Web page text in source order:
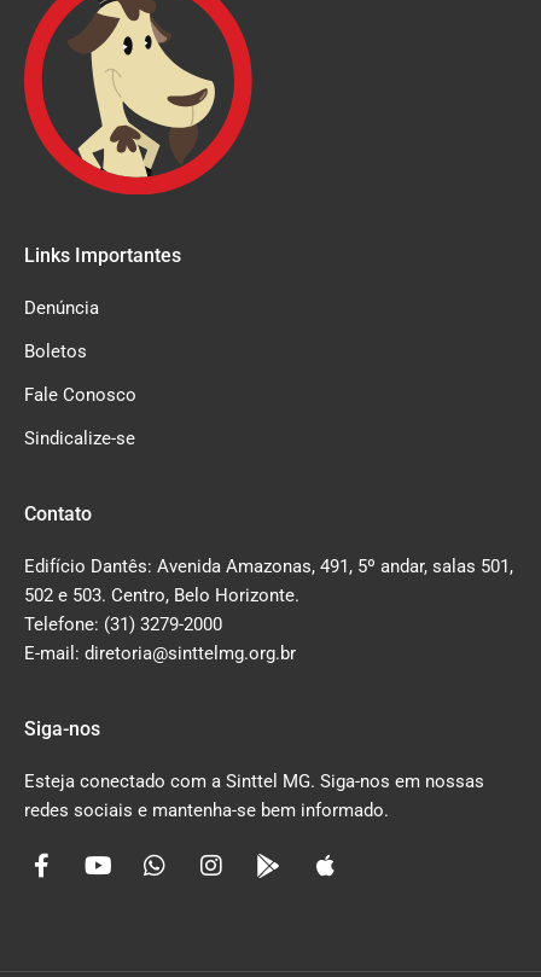
Links Importantes
Denúncia
Boletos
Fale Conosco
Sindicalize-se
Contato
Edifício Dantês: Avenida Amazonas, 491, 5º andar, salas 501,
502 e 503. Centro, Belo Horizonte.
Telefone: (31) 3279-2000
E-mail: diretoria@sinttelmg.org.br
Siga-nos
Esteja conectado com a Sinttel MG. Siga-nos em nossas
redes sociais e mantenha-se bem informado.